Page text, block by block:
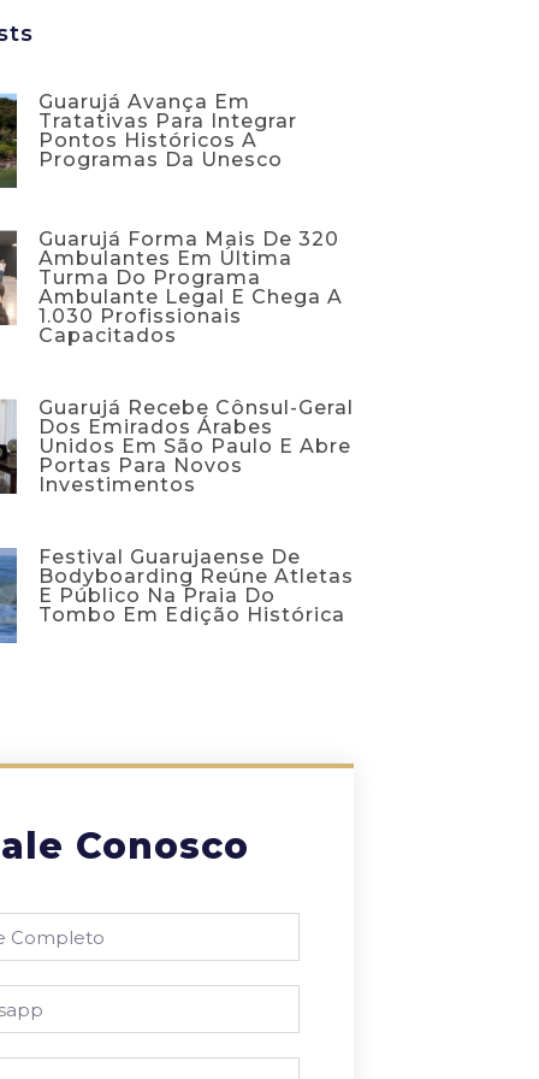
Guarujá Avança Em
Tratativas Para Integrar
Pontos Históricos A
Programas Da Unesco
Guarujá Forma Mais De 320
Ambulantes Em Última
Turma Do Programa
Ambulante Legal E Chega A
1.030 Profissionais
Capacitados
Guarujá Recebe Cônsul-Geral
Dos Emirados Árabes
Unidos Em São Paulo E Abre
Portas Para Novos
Investimentos
Festival Guarujaense De
Bodyboarding Reúne Atletas
E Público Na Praia Do
Tombo Em Edição Histórica
Conosco